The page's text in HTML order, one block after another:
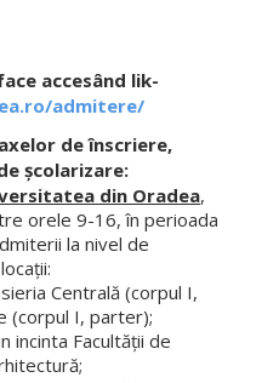
și Recuperare
accesând lik-
admitere/
de înscriere,
școlarizare:
din Oradea,
orele 9-16, în perioada
la nivel de
Centrală (corpul I,
(corpul I, parter);
incinta Facultăţii de